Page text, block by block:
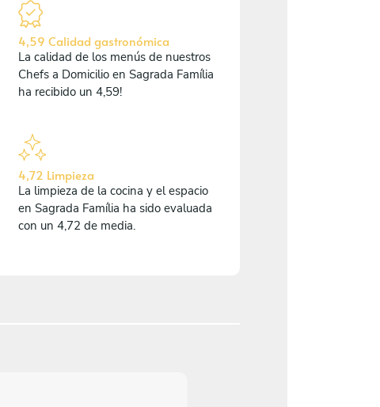
4,59 Calidad gastronómica
La calidad de los menús de nuestros
Chefs a Domicilio en Sagrada Família
ha recibido un 4,59!
4,72 Limpieza
La limpieza de la cocina y el espacio
en Sagrada Família ha sido evaluada
con un 4,72 de media.